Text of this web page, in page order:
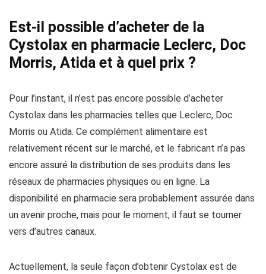
Est-il possible d’acheter de la
Cystolax en pharmacie Leclerc, Doc
Morris, Atida et à quel prix ?
Pour l’instant, il n’est pas encore possible d’acheter
Cystolax dans les pharmacies telles que Leclerc, Doc
Morris ou Atida. Ce complément alimentaire est
relativement récent sur le marché, et le fabricant n’a pas
encore assuré la distribution de ses produits dans les
réseaux de pharmacies physiques ou en ligne. La
disponibilité en pharmacie sera probablement assurée dans
un avenir proche, mais pour le moment, il faut se tourner
vers d’autres canaux.
Actuellement, la seule façon d’obtenir Cystolax est de